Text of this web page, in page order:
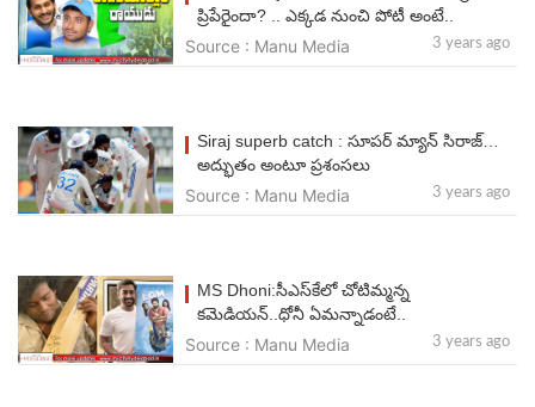
ప్రిపేరైందా? .. ఎక్కడ నుంచి పోటీ అంటే..
Source : Manu Media 3 years ago
Siraj superb catch : సూపర్ మ్యాన్ సిరాజ్…
అద్భుతం అంటూ ప్రశంసలు
Source : Manu Media 3 years ago
MS Dhoni:సీఎస్‌కేలో చోటిమ్మన్న
క‌మెడియ‌న్‌..ధోనీ ఏమ‌న్నాడంటే..
Source : Manu Media 3 years ago